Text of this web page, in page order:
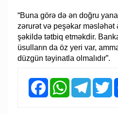
“Buna görə də ən doğru
zərurət və peşəkar məsləhət
şəkildə tətbiq etməkdir.
üsulların da öz yeri var,
düzgün təyinatla olmalıdır”.
FacebookWhatsAppTelegram